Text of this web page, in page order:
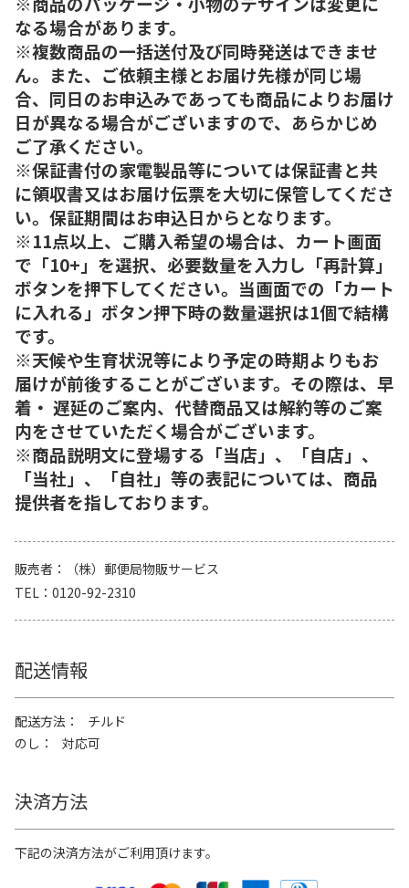
なる場合があります。
※複数商品の一括送付及び同時発送はできませ
ん。また、ご依頼主様とお届け先様が同じ場
合、同日のお申込みであっても商品によりお届け
日が異なる場合がございますので、あらかじめ
ご了承ください。
※保証書付の家電製品等については保証書と共
に領収書又はお届け伝票を大切に保管してくださ
い。保証期間はお申込日からとなります。
※11点以上、ご購入希望の場合は、カート画面
で「10+」を選択、必要数量を入力し「再計算」
ボタンを押下してください。当画面での「カート
に入れる」ボタン押下時の数量選択は1個で結構
です。
※天候や生育状況等により予定の時期よりもお
届けが前後することがございます。その際は、早
着・ 遅延のご案内、代替商品又は解約等のご案
内をさせていただく場合がございます。
※商品説明文に登場する「当店」、「自店」、
「当社」、「自社」等の表記については、商品
提供者を指しております。
販売者
（株）郵便局物販サービス
TEL
0120-92-2310
配送情報
配送方法
チルド
のし
対応可
決済方法
下記の決済方法がご利用頂けます。